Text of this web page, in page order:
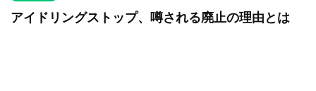
アイドリングストップ、噂される廃止の理由とは